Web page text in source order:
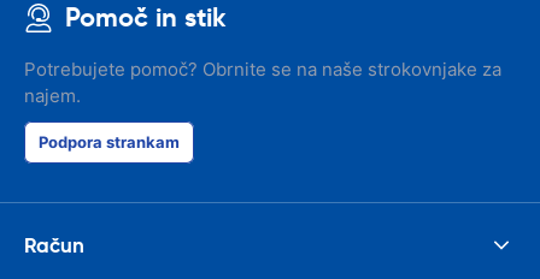
Pomoč in stik
Potrebujete pomoč? Obrnite se na naše strokovnjake za
najem.
Podpora strankam
Račun